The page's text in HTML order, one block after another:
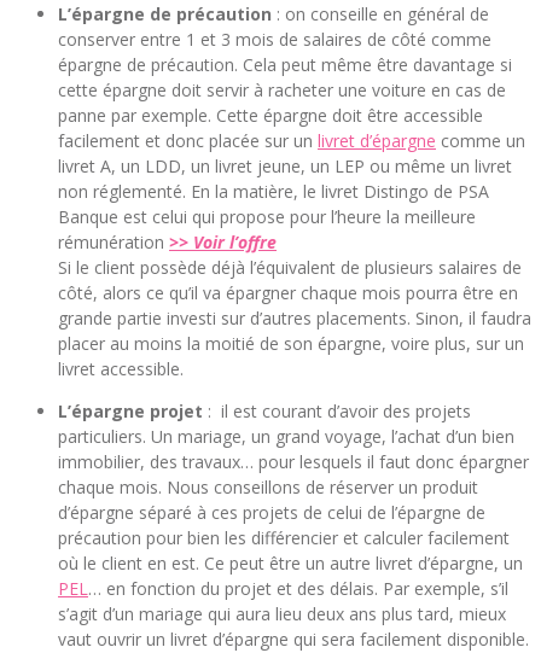
L’épargne de précaution : on conseille en général de
conserver entre 1 et 3 mois de salaires de côté comme
épargne de précaution. Cela peut même être davantage si
cette épargne doit servir à racheter une voiture en cas de
panne par exemple. Cette épargne doit être accessible
facilement et donc placée sur un livret d’épargne comme un
livret A, un LDD, un livret jeune, un LEP ou même un livret
non réglementé. En la matière, le livret Distingo de PSA
Banque est celui qui propose pour l’heure la meilleure
rémunération >> Voir l’offre
Si le client possède déjà l’équivalent de plusieurs salaires de
côté, alors ce qu’il va épargner chaque mois pourra être en
grande partie investi sur d’autres placements. Sinon, il faudra
placer au moins la moitié de son épargne, voire plus, sur un
livret accessible.
L’épargne projet : il est courant d’avoir des projets
particuliers. Un mariage, un grand voyage, l’achat d’un bien
immobilier, des travaux… pour lesquels il faut donc épargner
chaque mois. Nous conseillons de réserver un produit
d’épargne séparé à ces projets de celui de l’épargne de
précaution pour bien les différencier et calculer facilement
où le client en est. Ce peut être un autre livret d’épargne, un
PEL… en fonction du projet et des délais. Par exemple, s’il
s’agit d’un mariage qui aura lieu deux ans plus tard, mieux
vaut ouvrir un livret d’épargne qui sera facilement disponible.